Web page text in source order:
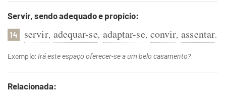
Servir, sendo adequado e propício:
14 servir, adequar-se, adaptar-se, convir, assentar.
Exemplo:Irá este espaço oferecer-se a um belo casamento?
Relacionada: